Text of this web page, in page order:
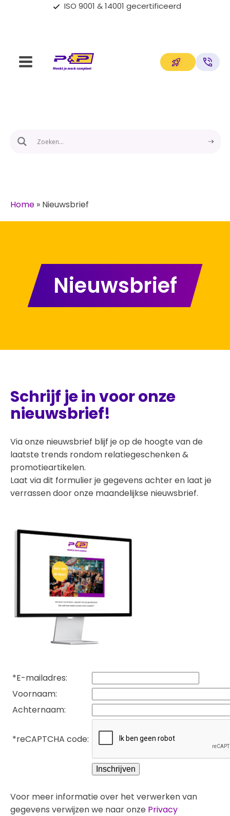
ISO 9001 & 14001 gecertificeerd
Home » Nieuwsbrief
Nieuwsbrief
Schrijf je in voor onze
nieuwsbrief!
Via onze nieuwsbrief blijf je op de hoogte van de
laatste trends rondom relatiegeschenken &
promotieartikelen.
Laat via dit formulier je gegevens achter en laat je
verrassen door onze maandelijkse nieuwsbrief.
*E-mailadres:
Voornaam:
Achternaam:
*reCAPTCHA code:
Voor meer informatie over het verwerken van
gegevens verwijzen we naar onze Privacy